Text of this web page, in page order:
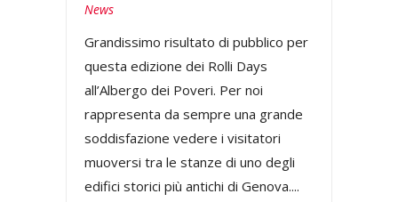
News
Grandissimo risultato di pubblico per
questa edizione dei Rolli Days
all’Albergo dei Poveri. Per noi
rappresenta da sempre una grande
soddisfazione vedere i visitatori
muoversi tra le stanze di uno degli
edifici storici più antichi di Genova....